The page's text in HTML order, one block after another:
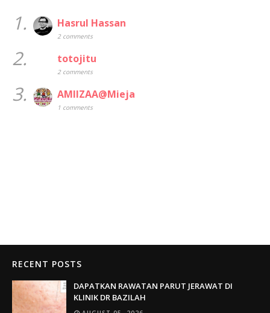
1. Hasrul Hassan
2 comments
2. totojitu
2 comments
3. AMIIZAA@Mieja
1 comments
RECENT POSTS
DAPATKAN RAWATAN PARUT JERAWAT DI
KLINIK DR BAZILAH